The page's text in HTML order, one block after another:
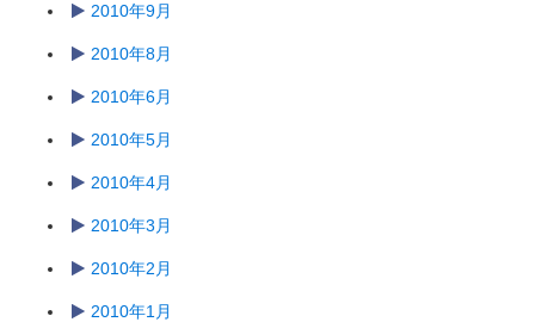
2010年9月
2010年8月
2010年6月
2010年5月
2010年4月
2010年3月
2010年2月
2010年1月